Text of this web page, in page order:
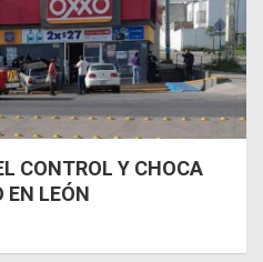
CONTROL Y CHOCA
EN LEÓN